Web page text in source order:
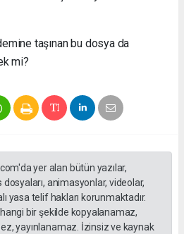
taşınan bu dosya da
mi?
yer alan bütün yazılar,
animasyonlar, videolar,
yasa telif hakları korunmaktadır.
bir şekilde kopyalanamaz,
yayınlanamaz. İzinsiz ve kaynak